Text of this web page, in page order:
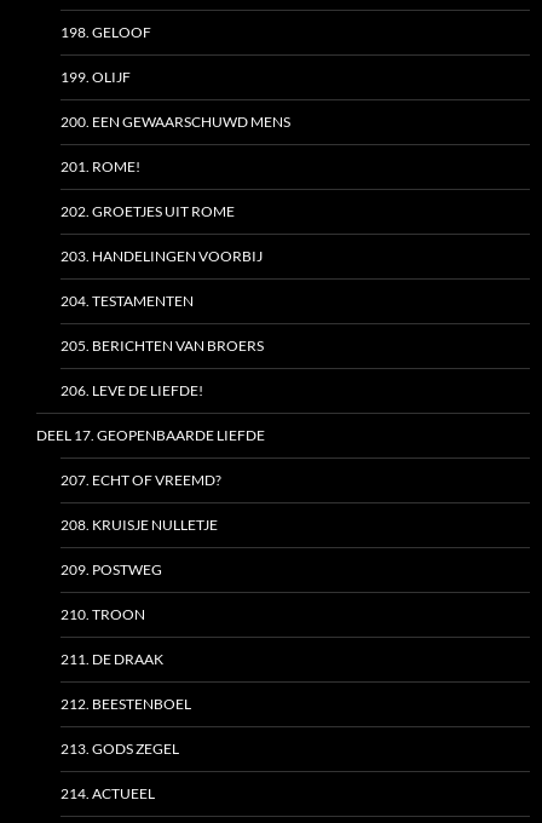
198. GELOOF
199. OLIJF
200. EEN GEWAARSCHUWD MENS
201. ROME!
202. GROETJES UIT ROME
203. HANDELINGEN VOORBIJ
204. TESTAMENTEN
205. BERICHTEN VAN BROERS
206. LEVE DE LIEFDE!
DEEL 17. GEOPENBAARDE LIEFDE
207. ECHT OF VREEMD?
208. KRUISJE NULLETJE
209. POSTWEG
210. TROON
211. DE DRAAK
212. BEESTENBOEL
213. GODS ZEGEL
214. ACTUEEL